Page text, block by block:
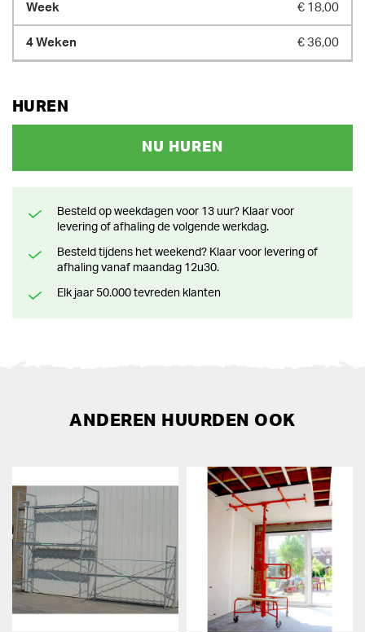
€ 18,00
€ 36,00
HUREN
NU HUREN
Besteld op weekdagen voor 13 uur? Klaar voor
levering of afhaling de volgende werkdag.
Besteld tijdens het weekend? Klaar voor levering of
afhaling vanaf maandag 12u30.
Elk jaar 50.000 tevreden klanten
ANDEREN HUURDEN OOK